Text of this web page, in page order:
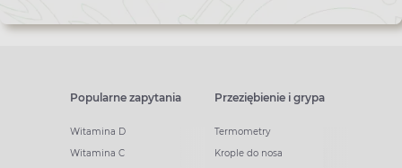
Popularne zapytania
Witamina D
Witamina C
Przeziębienie i grypa
Termometry
Krople do nosa